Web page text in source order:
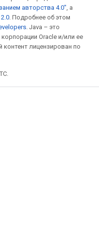
авторства 4.0", а
. Подробнее об этом
. Java – это
Oracle и/или ее
лицензирован по